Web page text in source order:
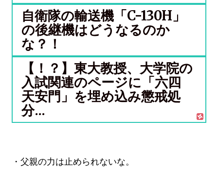
自衛隊の輸送機「C-130H」
の後継機はどうなるのか
な？！
【！？】東大教授、大学院の
入試関連のページに「六四
天安門」を埋め込み懲戒処
分...
・父親の力は止められないな。